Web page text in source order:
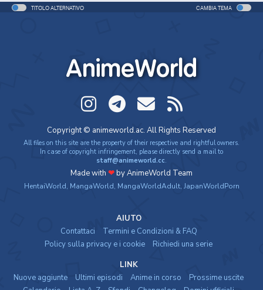
TITOLO ALTERNATIVO CAMBIA TEMA
AnimeWorld
Copyright © animeworld.ac. All Rights Reserved
All files on this site are the property of their respective and rightful owners.
In case of copyright infringement, please directly send a mail to
staff@animeworld.cc.
Made with ❤by AnimeWorld Team
HentaiWorld, MangaWorld, MangaWorldAdult, JapanWorldPorn
AIUTO
Contattaci
Termini e Condizioni & FAQ
Policy sulla privacy e i cookie
Richiedi una serie
LINK
Nuove aggiunte
Ultimi episodi Anime in corso
Prossime uscite